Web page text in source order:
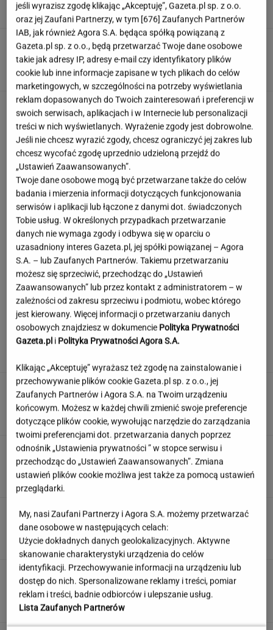
Gawryluk reaguje na krytykę po debacie u
Nawrockiego. Co na to Polsat?
To najdłuższe jezioro w Polsce. Ma aż 16 wysp
Ten quiz geograficzny odsieje leserów.
Dopasuj miasto do województwa
"Mam nadzieję, że zrobią trzecią część". Po 20
latach wywołał burzę
To nie droga na skróty. Matka pokazuje, jak
naprawdę wygląda edukacja domowa
MATERIAŁ PROMOCYJNY
Uruchomili "Tindera dla
medyków". Szybko zgłosili się też adwokaci
SUBSKRYPCJA
jeśli wyrazisz zgodę klikając „Akceptuję”, Gazeta.pl sp. z o.o.
oraz jej Zaufani Partnerzy, w tym [676] Zaufanych Partnerów
IAB, jak również Agora S.A. będąca spółką powiązaną z
Gazeta.pl sp. z o.o., będą przetwarzać Twoje dane osobowe
takie jak adresy IP, adresy e-mail czy identyfikatory plików
cookie lub inne informacje zapisane w tych plikach do celów
marketingowych, w szczególności na potrzeby wyświetlania
reklam dopasowanych do Twoich zainteresowań i preferencji w
swoich serwisach, aplikacjach i w Internecie lub personalizacji
treści w nich wyświetlanych. Wyrażenie zgody jest dobrowolne.
Jeśli nie chcesz wyrazić zgody, chcesz ograniczyć jej zakres lub
chcesz wycofać zgodę uprzednio udzieloną przejdź do
„Ustawień Zaawansowanych”.
Twoje dane osobowe mogą być przetwarzane także do celów
badania i mierzenia informacji dotyczących funkcjonowania
serwisów i aplikacji lub łączone z danymi dot. świadczonych
Tobie usług. W określonych przypadkach przetwarzanie
danych nie wymaga zgody i odbywa się w oparciu o
uzasadniony interes Gazeta.pl, jej spółki powiązanej – Agora
S.A. – lub Zaufanych Partnerów. Takiemu przetwarzaniu
możesz się sprzeciwić, przechodząc do „Ustawień
Zaawansowanych” lub przez kontakt z administratorem – w
zależności od zakresu sprzeciwu i podmiotu, wobec którego
jest kierowany. Więcej informacji o przetwarzaniu danych
osobowych znajdziesz w dokumencie Polityka Prywatności
Gazeta.pl i Polityka Prywatności Agora S.A.
Klikając „Akceptuję” wyrażasz też zgodę na zainstalowanie i
przechowywanie plików cookie Gazeta.pl sp. z o.o., jej
Zaufanych Partnerów i Agora S.A. na Twoim urządzeniu
końcowym. Możesz w każdej chwili zmienić swoje preferencje
dotyczące plików cookie, wywołując narzędzie do zarządzania
twoimi preferencjami dot. przetwarzania danych poprzez
odnośnik „Ustawienia prywatności ” w stopce serwisu i
przechodząc do „Ustawień Zaawansowanych”. Zmiana
ustawień plików cookie możliwa jest także za pomocą ustawień
przeglądarki.
My, nasi Zaufani Partnerzy i Agora S.A. możemy przetwarzać
dane osobowe w następujących celach:
Użycie dokładnych danych geolokalizacyjnych. Aktywne
skanowanie charakterystyki urządzenia do celów
identyfikacji. Przechowywanie informacji na urządzeniu lub
dostęp do nich. Spersonalizowane reklamy i treści, pomiar
reklam i treści, badnie odbiorców i ulepszanie usług.
Lista Zaufanych Partnerów